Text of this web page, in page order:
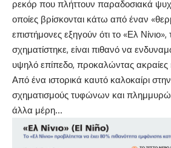
ρεκόρ που πλήττουν παραδοσιακά
οποίες βρίσκονται κάτω από έναν
επιστήμονες εξηγούν ότι το «Ελ Νίνιο»,
σχηματίστηκε, είναι πιθανό να
υψηλό επίπεδο, προκαλώντας ακραίες
Από ένα ιστορικά καυτό καλοκαίρι
σχηματισμούς τυφώνων και
άλλα μέρη…